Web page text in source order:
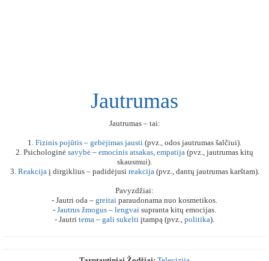
Jautrumas
Jautrumas – tai:
1. Fizinis pojūtis – gebėjimas jausti (pvz., odos jautrumas šalčiui).
2. Psichologinė savybė – emocinis atsakas, empatija (pvz., jautrumas kitų
skausmui).
3. Reakcijaį dirgiklius – padidėjusi reakcija(pvz., dantų jautrumas karštam).
Pavyzdžiai:
- Jautri oda – greitai paraudonama nuo kosmetikos.
- Jautrus žmogus – lengvai supranta kitų emocijas.
- Jautri tema – gali sukelti įtampą (pvz., politika).